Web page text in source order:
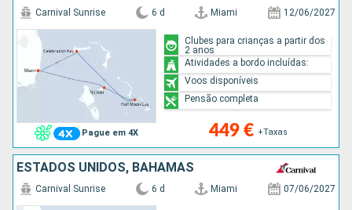
Pague em 4X
Carnival Sunrise 6 d Miami 12/06/2027
449 € +Taxas
Clubes para crianças a partir dos
2 anos
Atividades a bordo incluídas:
Voos disponíveis
Pensão completa
ESTADOS UNIDOS, BAHAMAS
Carnival Sunrise 6 d Miami 07/06/2027